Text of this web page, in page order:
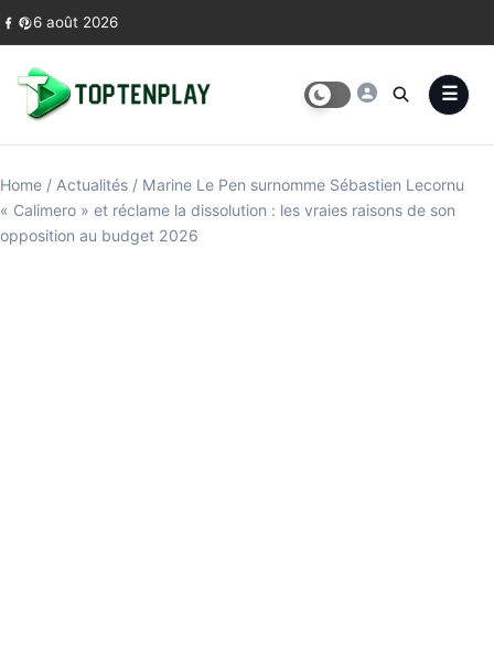
Skip to content
6 août 2026
Home / Actualités / Marine Le Pen surnomme Sébastien Lecornu
« Calimero » et réclame la dissolution : les vraies raisons de son
opposition au budget 2026